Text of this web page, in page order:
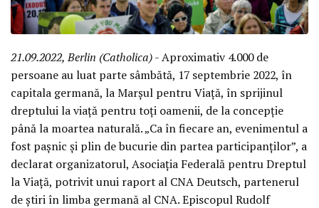
21.09.2022, Berlin (Catholica)- Aproximativ 4.000 de
persoane au luat parte sâmbătă, 17 septembrie 2022, în
capitala germană, la Marșul pentru Viață, în sprijinul
dreptului la viață pentru toți oamenii, de la concepție
până la moartea naturală. „Ca în fiecare an, evenimentul a
fost pașnic și plin de bucurie din partea participanților”, a
declarat organizatorul, Asociația Federală pentru Dreptul
la Viață, potrivit unui raport al CNA Deutsch, partenerul
de știri în limba germană al CNA. Episcopul Rudolf